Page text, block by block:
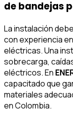
de bandejas
La instalación
con experiencia
eléctricas. Una
sobrecarga,
eléctricos. En
capacitado que
materiales
en Colombia.